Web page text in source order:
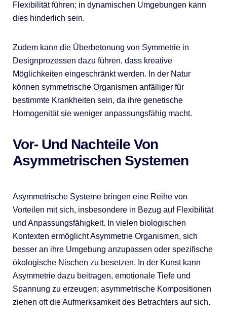
Flexibilität führen; in dynamischen Umgebungen kann
dies hinderlich sein.
Zudem kann die Überbetonung von Symmetrie in
Designprozessen dazu führen, dass kreative
Möglichkeiten eingeschränkt werden. In der Natur
können symmetrische Organismen anfälliger für
bestimmte Krankheiten sein, da ihre genetische
Homogenität sie weniger anpassungsfähig macht.
Vor- Und Nachteile Von
Asymmetrischen Systemen
Asymmetrische Systeme bringen eine Reihe von
Vorteilen mit sich, insbesondere in Bezug auf Flexibilität
und Anpassungsfähigkeit. In vielen biologischen
Kontexten ermöglicht Asymmetrie Organismen, sich
besser an ihre Umgebung anzupassen oder spezifische
ökologische Nischen zu besetzen. In der Kunst kann
Asymmetrie dazu beitragen, emotionale Tiefe und
Spannung zu erzeugen; asymmetrische Kompositionen
ziehen oft die Aufmerksamkeit des Betrachters auf sich.